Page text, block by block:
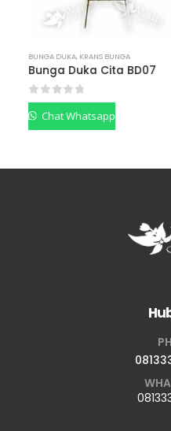
BUNGA DUKA,KRANS BUNGA
Bunga Duka Cita BD07
out of 5
Chat Whatsapp